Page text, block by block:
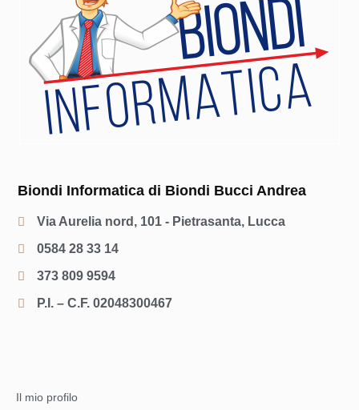
Biondi Informatica di Biondi Bucci Andrea
Via Aurelia nord, 101 - Pietrasanta, Lucca
0584 28 33 14
373 809 9594
P.I. – C.F. 02048300467
Il mio profilo